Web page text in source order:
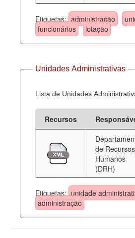
Etiquetas: administração
funcionários
lotação
Unidades Administrativas
Lista de Unidades
Recursos
de Recursos
Humanos
(DRH)
Etiquetas: unidade
administração